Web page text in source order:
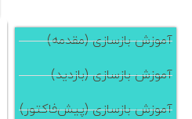
آموزش بازسازی (مقدمه)
آموزش بازسازی (بازدید)
آموزش بازسازی (پیش‌فاکتور)